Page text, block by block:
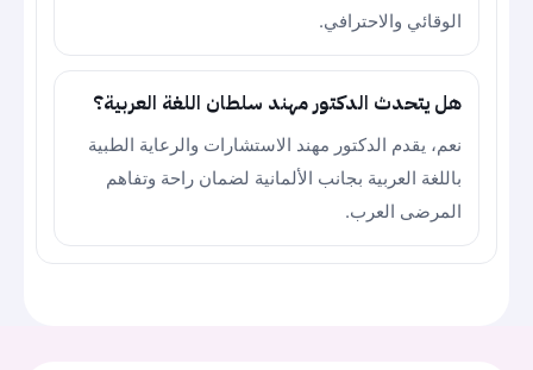
الوقائي والاحترافي.
هل يتحدث الدكتور مهند سلطان اللغة العربية؟
نعم، يقدم الدكتور مهند الاستشارات والرعاية الطبية
باللغة العربية بجانب الألمانية لضمان راحة وتفاهم
المرضى العرب.